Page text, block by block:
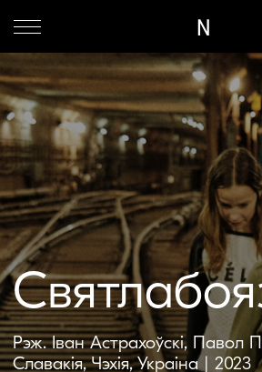
Святлабоязь
Рэж. Іван Астрахоўскі, Павол Пекарчык |
Славакія, Чэхія, Украіна | 2023
Паўсядзённае жыццё ўкраінскай сям'і, што
жыве ў тунэлях харкаўскага метро,
71 хв.
Гібрыдны